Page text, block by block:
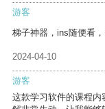
游客
梯子神器，ins随便看，
2024-04-10
游客
这款学习软件的课程